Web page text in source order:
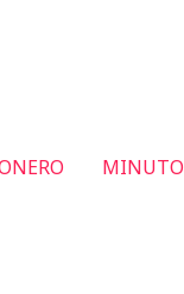
MINUTO